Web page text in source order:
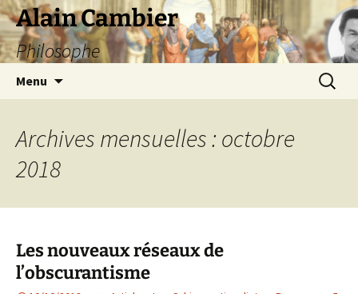
Aller
au
contenu
Alain Cambier
Philosophe
Menu
Archives mensuelles : octobre
2018
Les nouveaux réseaux de
l’obscurantisme